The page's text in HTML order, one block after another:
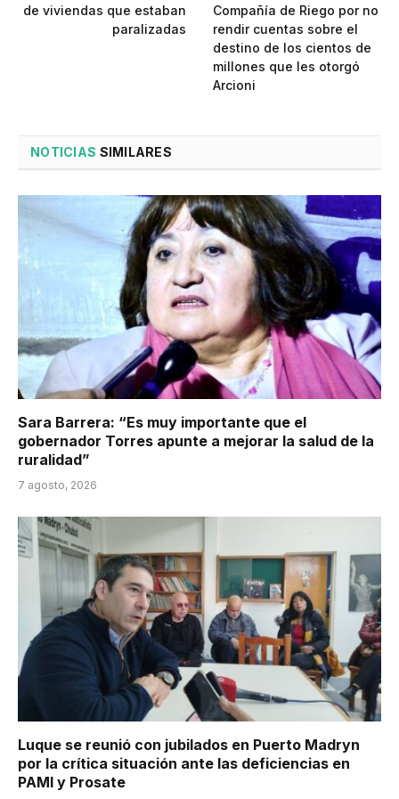
de viviendas que estaban
paralizadas
Compañía de Riego por no
rendir cuentas sobre el
destino de los cientos de
millones que les otorgó
Arcioni
NOTICIAS SIMILARES
Sara Barrera: “Es muy importante que el
gobernador Torres apunte a mejorar la salud de la
ruralidad”
7 agosto, 2026
Luque se reunió con jubilados en Puerto Madryn
por la crítica situación ante las deficiencias en
PAMI y Prosate